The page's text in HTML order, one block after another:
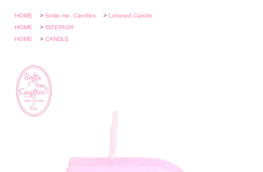
HOME > Smile me, Candles > Lettered Candle
HOME
> INTERIOR
HOME
> CANDLE